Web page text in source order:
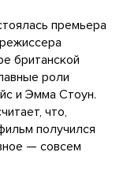
премьера
британской
роли
и Эмма Стоун.
что,
получился
— совсем